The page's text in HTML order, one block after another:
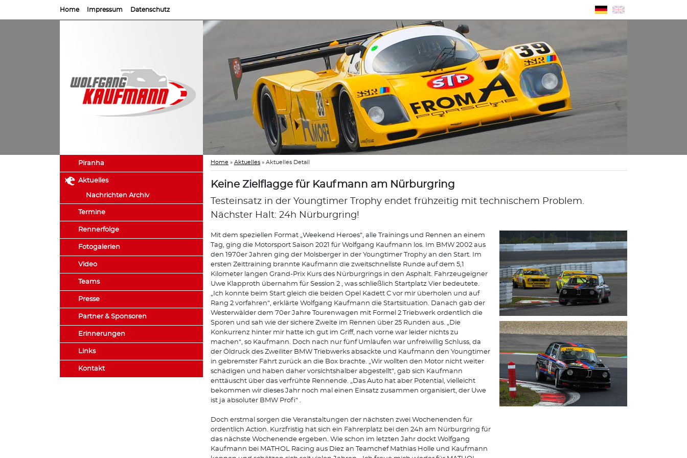
Home Impressum Datenschutz
Piranha
Aktuelles
Nachrichten Archiv
Termine
Rennerfolge
Fotogalerien
Video
Teams
Presse
Partner & Sponsoren
Erinnerungen
Links
Kontakt
Home » Aktuelles » Aktuelles Detail
Keine Zielflagge für Kaufmann am Nürburgring
Testeinsatz in der Youngtimer Trophy endet frühzeitig mit technischem Problem.
Nächster Halt: 24h Nürburgring!
Mit dem speziellen Format „Weekend Heroes“, alle Trainings und Rennen an einem
Tag, ging die Motorsport Saison 2021 für Wolfgang Kaufmann los. Im BMW 2002 aus
den 1970er Jahren ging der Molsberger in der Youngtimer Trophy an den Start. Im
ersten Zeittraining brannte Kaufmann die zweitschnellste Runde auf dem 5,1
Kilometer langen Grand-Prix Kurs des Nürburgrings in den Asphalt. Fahrzeugeigner
Uwe Klapproth übernahm für Session 2 , was schließlich Startplatz Vier bedeutete.
„Ich konnte beim Start gleich die beiden Opel Kadett C vor mir überholen und auf
Rang 2 vorfahren“, erklärte Wolfgang Kaufmann die Startsituation. Danach gab der
Westerwälder dem 70er Jahre Tourenwagen mit Formel 2 Triebwerk ordentlich die
Sporen und sah wie der sichere Zweite im Rennen über 25 Runden aus. „Die
Konkurrenz hinter mir hatte ich gut im Griff, nach vorne war leider nichts zu
machen“, so Kaufmann. Doch nach nur fünf Umläufen war unfreiwillig Schluss, da
der Öldruck des Zweiliter BMW Triebwerks absackte und Kaufmann den Youngtimer
in gebremster Fahrt zurück an die Box brachte. „Wir wollten den Motor nicht weiter
schädigen und haben daher vorsichtshalber abgestellt“, gab sich Kaufmann
enttäuscht über das verfrühte Rennende. „Das Auto hat aber Potential, vielleicht
bekommen wir dieses Jahr noch mal einen Einsatz zusammen organisiert, der Uwe
ist ja absoluter BMW Profi“ .
Doch erstmal sorgen die Veranstaltungen der nächsten zwei Wochenenden für
ordentlich Action. Kurzfristig hat sich ein Fahrerplatz bei den 24h am Nürburgring für
das nächste Wochenende ergeben. Wie schon im letzten Jahr dockt Wolfgang
Kaufmann bei MATHOL Racing aus Diez an Teamchef Mathias Holle und Kaufmann